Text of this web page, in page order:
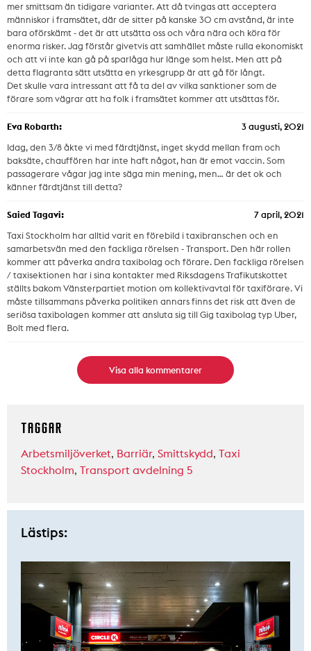
mer smittsam än tidigare varianter. Att då tvingas att acceptera
människor i framsätet, där de sitter på kanske 30 cm avstånd, är inte
bara oförskämt - det är att utsätta oss och våra nära och köra för
enorma risker. Jag förstår givetvis att samhället måste rulla ekonomiskt
och att vi inte kan gå på sparlåga hur länge som helst. Men att på
detta flagranta sätt utsätta en yrkesgrupp är att gå för långt.
Det skulle vara intressant att få ta del av vilka sanktioner som de
förare som vägrar att ha folk i framsätet kommer att utsättas för.
Eva Robarth:
3 augusti, 2021
Idag, den 3/8 åkte vi med färdtjänst, inget skydd mellan fram och
baksäte, chauffören har inte haft något, han är emot vaccin. Som
passagerare vågar jag inte säga min mening, men… är det ok och
känner färdtjänst till detta?
Saied Tagavi:
7 april, 2021
Taxi Stockholm har alltid varit en förebild i taxibranschen och en
samarbetsvän med den fackliga rörelsen - Transport. Den här rollen
kommer att påverka andra taxibolag och förare. Den fackliga rörelsen
/ taxisektionen har i sina kontakter med Riksdagens Trafikutskottet
ställts bakom Vänsterpartiet motion om kollektivavtal för taxiförare. Vi
måste tillsammans påverka politiken annars finns det risk att även de
seriösa taxibolagen kommer att ansluta sig till Gig taxibolag typ Uber,
Bolt med flera.
Visa alla kommentarer
TAGGAR
Arbetsmiljöverket, Barriär, Smittskydd, Taxi
Stockholm, Transport avdelning 5
Lästips: